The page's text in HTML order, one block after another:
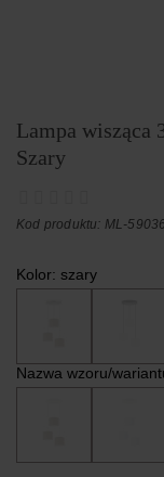
Lampa wisząca
Szary
Kod produktu: ML-
Kolor: szary
Nazwa wzoru/